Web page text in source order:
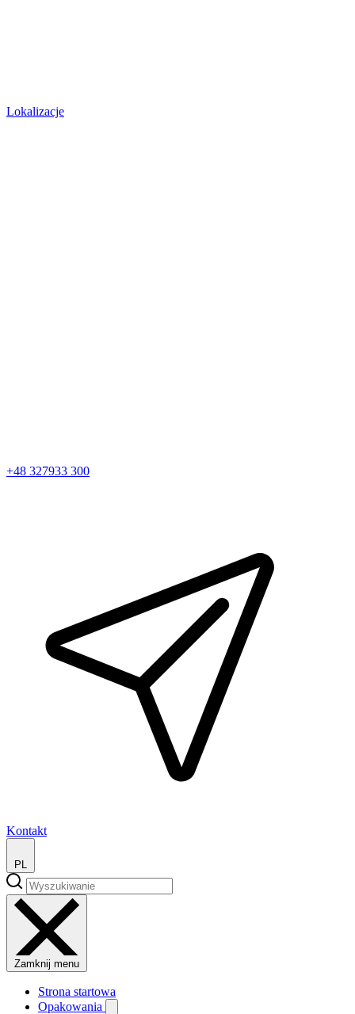
Lokalizacje
+48 327933 300
Kontakt
PL
Zamknij menu
Strona startowa
Opakowania